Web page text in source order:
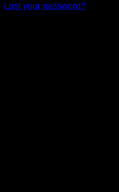
Lost your password?